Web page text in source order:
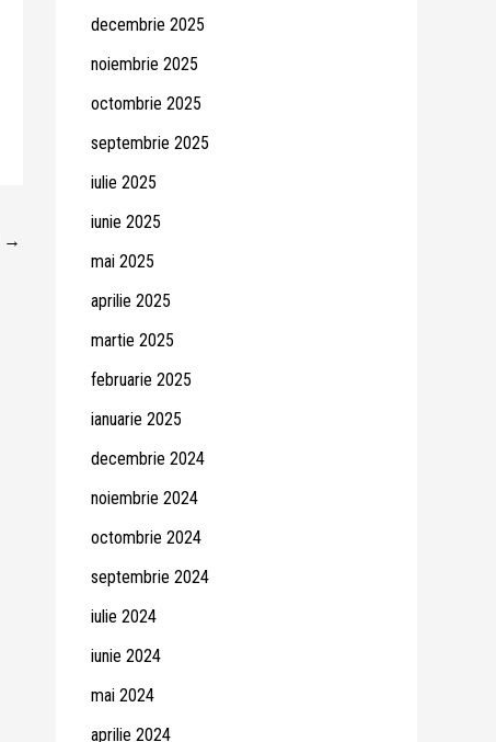
→
decembrie 2025
noiembrie 2025
octombrie 2025
septembrie 2025
iulie 2025
iunie 2025
mai 2025
aprilie 2025
martie 2025
februarie 2025
ianuarie 2025
decembrie 2024
noiembrie 2024
octombrie 2024
septembrie 2024
iulie 2024
iunie 2024
mai 2024
aprilie 2024